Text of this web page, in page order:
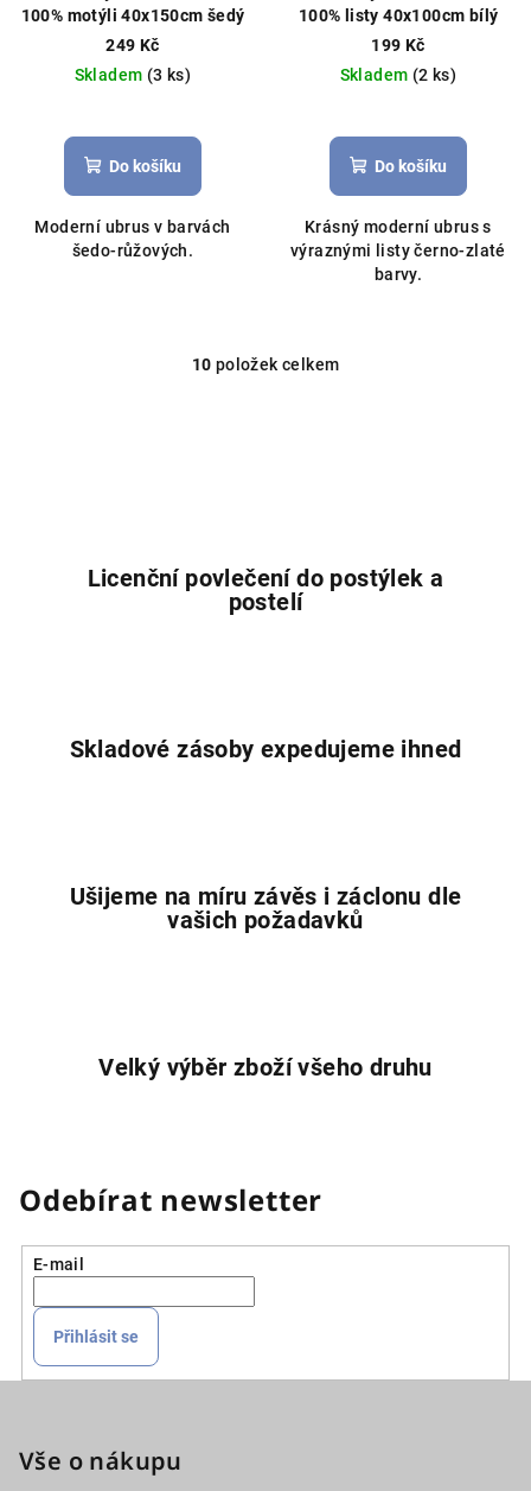
100% motýli 40x150cm šedý
249 Kč
Skladem (3 ks)
Do košíku
Moderní ubrus v barvách
šedo-růžových.
100% listy 40x100cm bílý
199 Kč
Skladem (2 ks)
Do košíku
Krásný moderní ubrus s
výraznými listy černo-zlaté
barvy.
O
í
p
ý
10 položek celkem
Licenční povlečení do postýlek a
postelí
Skladové zásoby expedujeme ihned
Ušijeme na míru závěs i záclonu dle
vašich požadavků
Velký výběr zboží všeho druhu
Odebírat newsletter
E-mail
Přihlásit se
Vše o nákupu